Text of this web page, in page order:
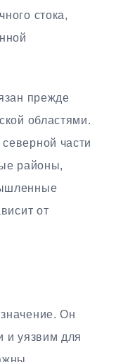
стока,
прежде
областями.
части
районы,
от
Он
и уязвим для